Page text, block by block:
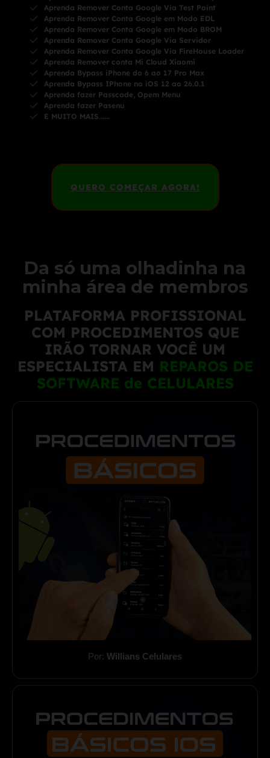
Aprenda Remover Conta Google Via Test Point
Aprenda Remover Conta Google em Modo EDL
Aprenda Remover Conta Google em Modo BROM
Aprenda Remover Conta Google Via Servidor
Aprenda Remover Conta Google Via FireHouse Loader
Aprenda Remover conta Mi Cloud Xiaomi
Aprenda Bypass iPhone do 6 ao 17 Pro Max
Aprenda Bypass IPhone no iOS 12 ao 26.0.1
Aprenda fazer Passcode, Opem Menu
Aprenda fazer Pasenu
E MUITO MAIS......
QUERO COMEÇAR AGORA!
Da só uma olhadinha na
minha área de membros
PLATAFORMA PROFISSIONAL
COM PROCEDIMENTOS QUE
IRÃO TORNAR VOCÊ UM
ESPECIALISTA EM REPAROS DE
SOFTWARE de CELULARES
Por: Willians Celulares